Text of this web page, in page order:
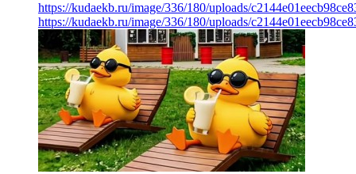
https://kudaekb.ru/image/336/180/uploads/
https://kudaekb.ru/image/336/180/uploads/